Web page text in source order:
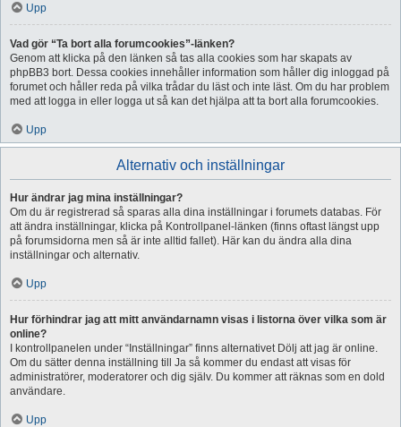
Upp
Vad gör “Ta bort alla forumcookies”-länken?
Genom att klicka på den länken så tas alla cookies som har skapats av
phpBB3 bort. Dessa cookies innehåller information som håller dig inloggad på
forumet och håller reda på vilka trådar du läst och inte läst. Om du har problem
med att logga in eller logga ut så kan det hjälpa att ta bort alla forumcookies.
Upp
Alternativ och inställningar
Hur ändrar jag mina inställningar?
Om du är registrerad så sparas alla dina inställningar i forumets databas. För
att ändra inställningar, klicka på Kontrollpanel-länken (finns oftast längst upp
på forumsidorna men så är inte alltid fallet). Här kan du ändra alla dina
inställningar och alternativ.
Upp
Hur förhindrar jag att mitt användarnamn visas i listorna över vilka som är
online?
I kontrollpanelen under “Inställningar” finns alternativet Dölj att jag är online.
Om du sätter denna inställning till Ja så kommer du endast att visas för
administratörer, moderatorer och dig själv. Du kommer att räknas som en dold
användare.
Upp